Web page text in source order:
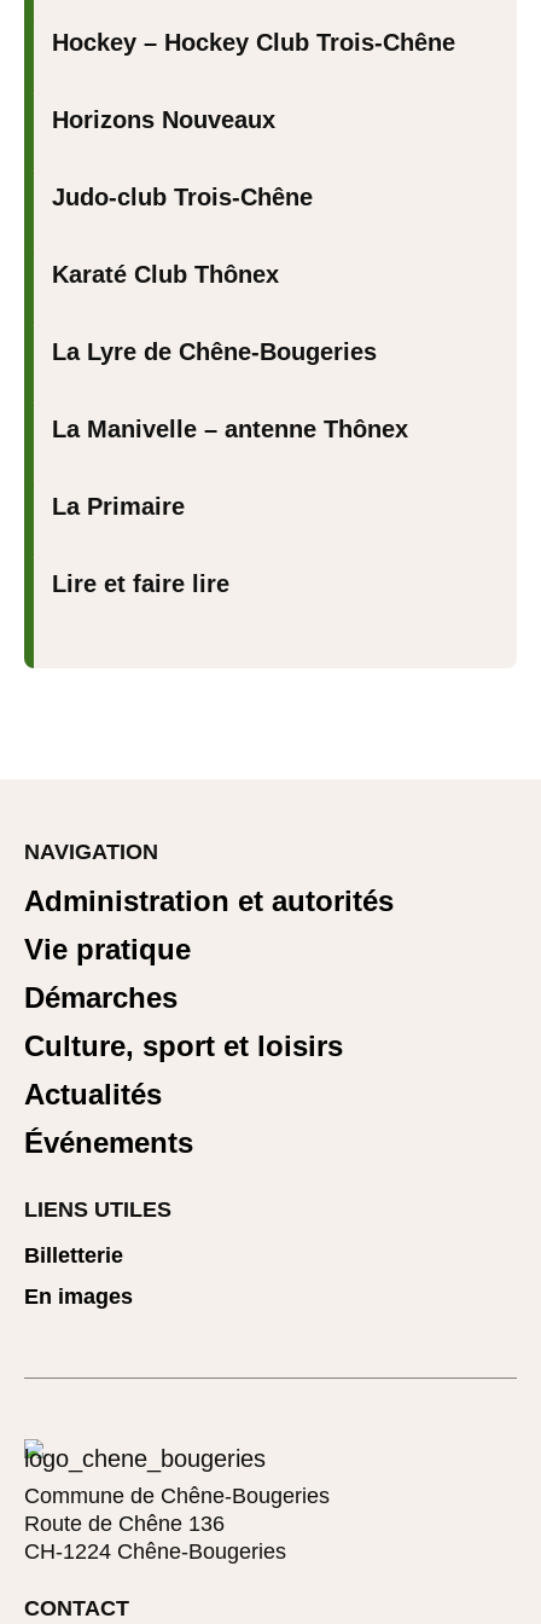
Hockey – Hockey Club Trois-Chêne
Horizons Nouveaux
Judo-club Trois-Chêne
Karaté Club Thônex
La Lyre de Chêne-Bougeries
La Manivelle – antenne Thônex
La Primaire
Lire et faire lire
NAVIGATION
Administration et autorités
Vie pratique
Démarches
Culture, sport et loisirs
Actualités
Événements
LIENS UTILES
Billetterie
En images
Commune de Chêne-Bougeries
Route de Chêne 136
CH-1224 Chêne-Bougeries
CONTACT